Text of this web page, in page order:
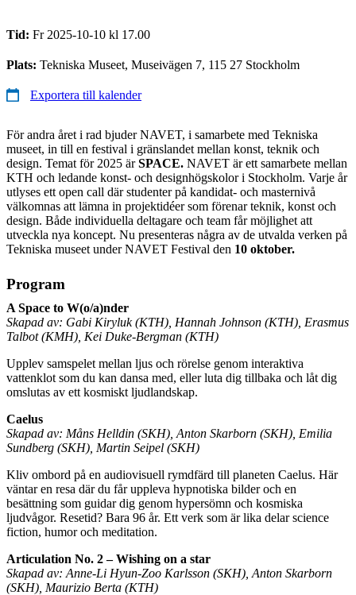
Tid: Fr 2025-10-10 kl 17.00
Plats: Tekniska Museet, Museivägen 7, 115 27 Stockholm
Exportera till kalender
För andra året i rad bjuder NAVET, i samarbete med Tekniska
museet, in till en festival i gränslandet mellan konst, teknik och
design. Temat för 2025 ärSPACE. NAVET är ett samarbete mellan
KTH och ledande konst- och designhögskolor i Stockholm. Varje år
utlyses ett open call där studenter på kandidat- och masternivå
välkomnas att lämna in projektidéer som förenar teknik, konst och
design. Både individuella deltagare och team får möjlighet att
utveckla nya koncept. Nu presenteras några av de utvalda verken på
Tekniska museet under NAVET Festival den 10 oktober.
Program
A Space to W(o/a)nder
Skapad av: Gabi Kiryluk (KTH), Hannah Johnson (KTH), Erasmus
Talbot (KMH), Kei Duke-Bergman (KTH)
Upplev samspelet mellan ljus och rörelse genom interaktiva
vattenklot som du kan dansa med, eller luta dig tillbaka och låt dig
omslutas av ett kosmiskt ljudlandskap.
Caelus
Skapad av: Måns Helldin (SKH), Anton Skarborn (SKH), Emilia
Sundberg (SKH), Martin Seipel (SKH)
Kliv ombord på en audiovisuell rymdfärd till planeten Caelus. Här
väntar en resa där du får uppleva hypnotiska bilder och en
besättning som guidar dig genom hypersömn och kosmiska
ljudvågor. Resetid? Bara 96 år. Ett verk som är lika delar science
fiction, humor och meditation.
Articulation No. 2 – Wishing on a star
Skapad av: Anne-Li Hyun-Zoo Karlsson (SKH), Anton Skarborn
(SKH), Maurizio Berta (KTH)